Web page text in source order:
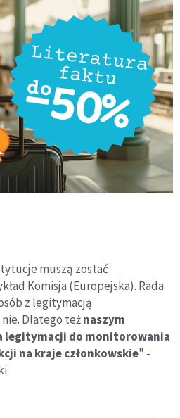
muszą zostać
Komisja (Europejska). Rada
z legitymacją
Dlatego teżnaszym
legitymacji do monitorowania
na kraje członkowskie" -